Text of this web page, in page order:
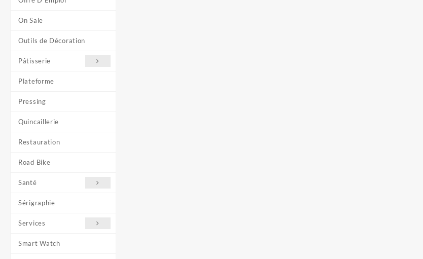
On Sale
Outils de Décoration
Pâtisserie
Plateforme
Pressing
Quincaillerie
Restauration
Road Bike
Santé
Sérigraphie
Services
Smart Watch